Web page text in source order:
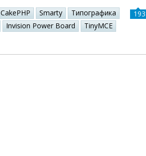
CakePHP Smarty
Типографика
Invision Power Board
TinyMCE